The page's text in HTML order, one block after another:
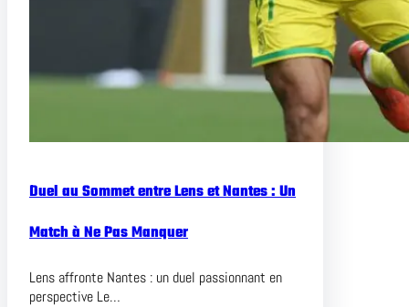
Duel au Sommet entre Lens et Nantes : Un
Match à Ne Pas Manquer
Lens affronte Nantes : un duel passionnant en
perspective Le…